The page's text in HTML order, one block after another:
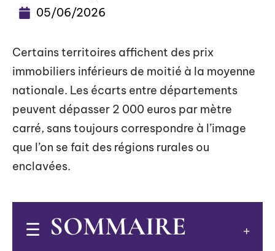
05/06/2026
Certains territoires affichent des prix
immobiliers inférieurs de moitié à la moyenne
nationale. Les écarts entre départements
peuvent dépasser 2 000 euros par mètre
carré, sans toujours correspondre à l’image
que l’on se fait des régions rurales ou
enclavées.
SOMMAIRE